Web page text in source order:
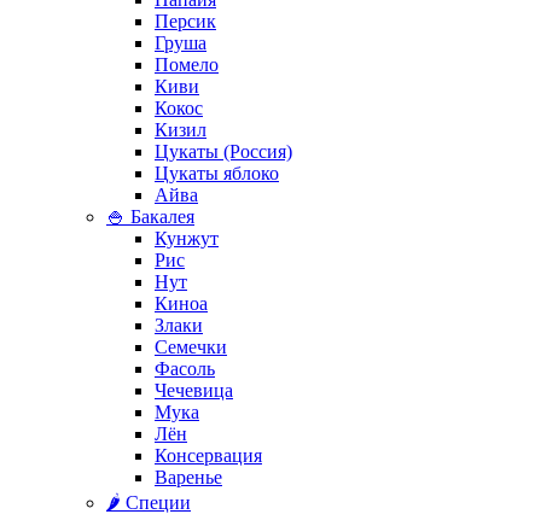
Персик
Груша
Помело
Киви
Кокос
Кизил
Цукаты (Россия)
Цукаты яблоко
Айва
🍚 Бакалея
Кунжут
Рис
Нут
Киноа
Злаки
Семечки
Фасоль
Чечевица
Мука
Лён
Консервация
Варенье
🌶️ Специи